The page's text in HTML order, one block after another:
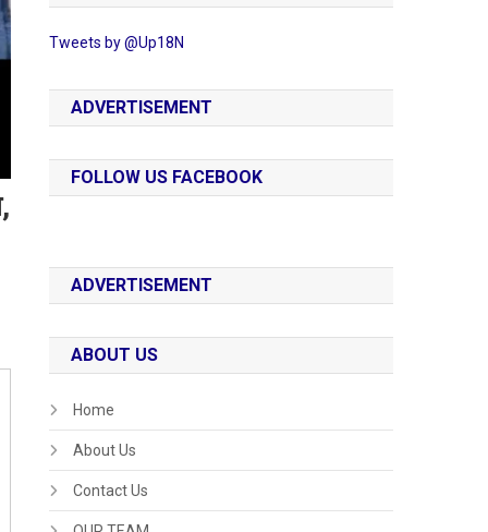
Tweets by @Up18N
ADVERTISEMENT
FOLLOW US FACEBOOK
ADVERTISEMENT
ABOUT US
Home
About Us
Contact Us